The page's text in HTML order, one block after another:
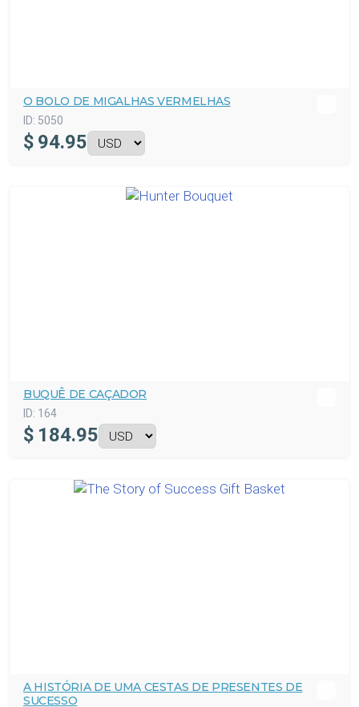
O BOLO DE MIGALHAS VERMELHAS
ID: 5050
$ 94.95
BUQUÊ DE CAÇADOR
ID: 164
$ 184.95
A HISTÓRIA DE UMA CESTAS DE PRESENTES DE
SUCESSO